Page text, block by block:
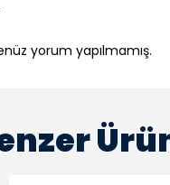
yorum yapılmamış.